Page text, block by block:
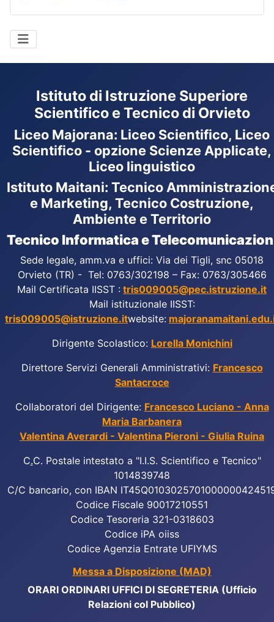
Istituto di Istruzione Superiore
Scientifico e Tecnico di Orvieto
Liceo Majorana: Liceo Scientifico, Liceo
Scientifico - opzione Scienze Applicate,
Liceo linguistico
Istituto Maitani: Tecnico
e Marketing, Tecnico Costruzione,
Ambiente e Territorio
Tecnico Informatica e
Sede legale, amm.va e uffici: Via dei Tigli, snc 05018
Orvieto (TR) - Tel: 0763/302198 – Fax: 0763/305466
Mail Certificata IISST : tris009005@pec.istruzione.it
Mail istituzionale IISST:
tris009005@istruzione.itwebsite:
Dirigente Scolastico: Lorella Monichini
Direttore Servizi Generali Amministrativi: Francesco
Santacroce
Collaboratori del Dirigente: Francesco Luciano - Anna
Maria Barbanera
Valentina Averardi - Valentina Pieroni - Giulia Ruina
C.C. Postale intestato a "I.I.S. Scientifico e Tecnico"
1014839748
C/C bancario, con IBAN
Codice Fiscale 90017210551
Codice Tesoreria 321-0318603
Codice iPA oiiss
Codice Agenzia Entrate UFIYMS
Messa a Disposizione (MAD)
ORARI ORDINARI UFFICI DI SEGRETERIA (Ufficio
Relazioni col Pubblico)